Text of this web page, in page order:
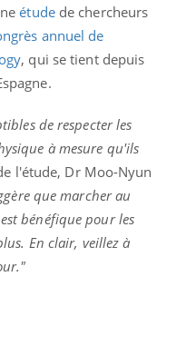
étudede chercheurs
annuel de
, qui se tient depuis
de respecter les
à mesure qu'ils
l'étude, Dr Moo-Nyun
que marcher au
bénéfique pour les
En clair, veillez à